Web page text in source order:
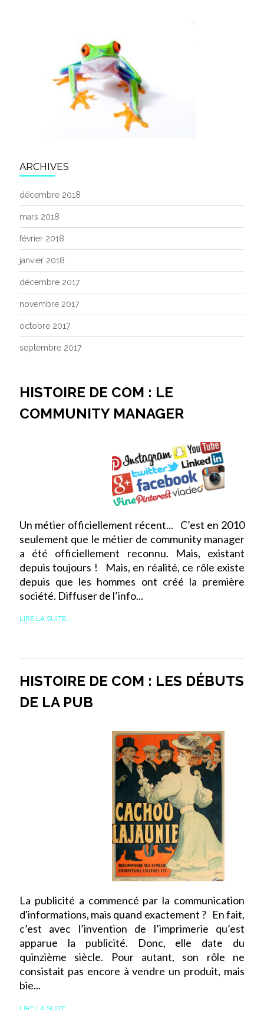
ARCHIVES
décembre 2018
mars 2018
février 2018
janvier 2018
décembre 2017
novembre 2017
octobre 2017
septembre 2017
HISTOIRE DE COM : LE
COMMUNITY MANAGER
Un métier officiellement récent... C’est en 2010
seulement que le métier de community manager
a été officiellement reconnu. Mais, existant
depuis toujours ! Mais, en réalité, ce rôle existe
depuis que les hommes ont créé la première
société. Diffuser de l’info...
LIRE LA SUITE...
HISTOIRE DE COM : LES DÉBUTS
DE LA PUB
La publicité a commencé par la communication
d'informations, mais quand exactement ? En fait,
c’est avec l’invention de l’imprimerie qu’est
apparue la publicité. Donc, elle date du
quinzième siècle. Pour autant, son rôle ne
consistait pas encore à vendre un produit, mais
bie...
LIRE LA SUITE...